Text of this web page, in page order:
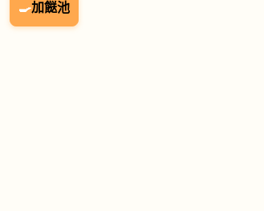
🍳加餸池